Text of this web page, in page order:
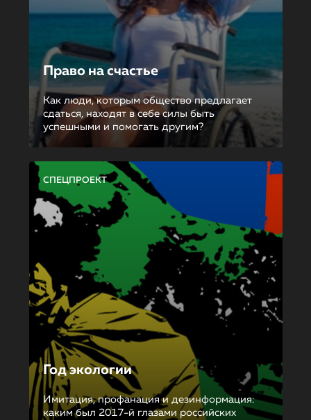
Право на счастье
Как люди, которым общество предлагает
сдаться, находят в себе силы быть
успешными и помогать другим?
СПЕЦПРОЕКТ
Год экологии
Имитация, профанация и дезинформация:
каким был 2017-й глазами российских